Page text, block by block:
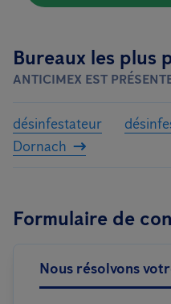
Bureaux les plus
ANTICIMEX EST
désinfestateur
Dornach
Formulaire de
Nous résolvons